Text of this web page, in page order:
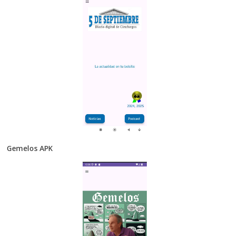
Gemelos APK